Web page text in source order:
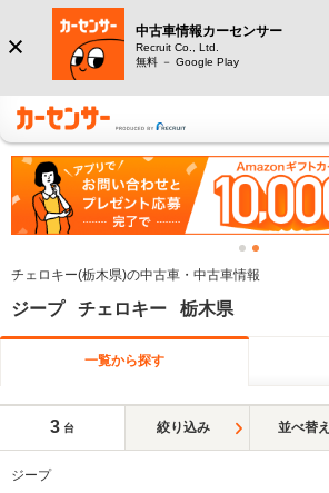
中古車情報カーセンサー
Recruit Co., Ltd.
無料 － Google Play
チェロキー(栃木県)の中古車・中古車情報
ジープ チェロキー 栃木県
一覧から探す
3 台 絞り込み 並べ替え
ジープ